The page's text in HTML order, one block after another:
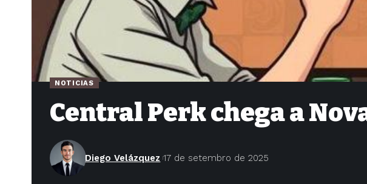
NOTICIAS
Central Perk chega a
Diego Velázquez 17 de setembro de 2025